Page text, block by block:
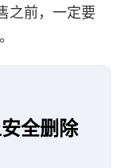
之前，一定要
全删除